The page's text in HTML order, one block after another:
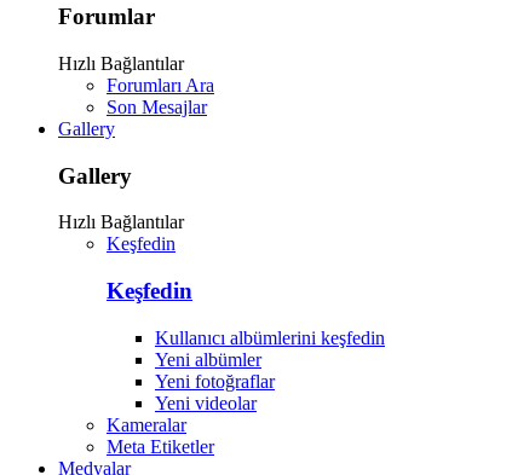
Forumlar
Hızlı Bağlantılar
Forumları Ara
Son Mesajlar
Gallery
Gallery
Hızlı Bağlantılar
Keşfedin
Keşfedin
Kullanıcı albümlerini keşfedin
Yeni albümler
Yeni fotoğraflar
Yeni videolar
Kameralar
Meta Etiketler
Medyalar